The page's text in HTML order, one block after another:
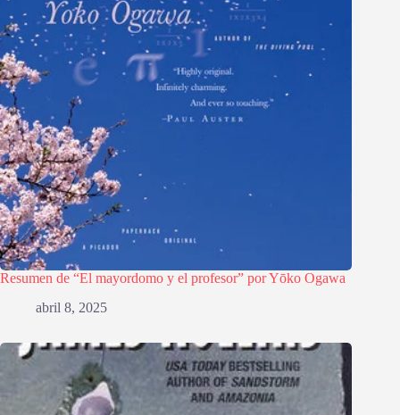
Resumen de “El mayordomo y el profesor” por Yōko Ogawa
abril 8, 2025